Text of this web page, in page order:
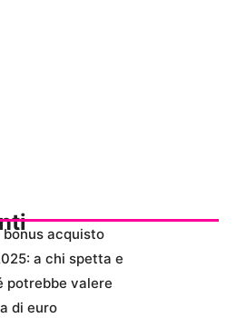
bonus acquisto
a chi spetta e
potrebbe valere
di euro